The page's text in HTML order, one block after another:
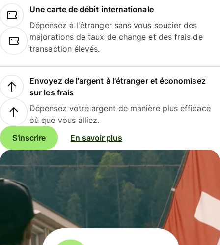
Une carte de débit internationale
Dépensez à l'étranger sans vous soucier des
majorations de taux de change et des frais de
transaction élevés.
Envoyez de l'argent à l'étranger et économisez
sur les frais
Dépensez votre argent de manière plus efficace
où que vous alliez.
S'inscrire
En savoir plus